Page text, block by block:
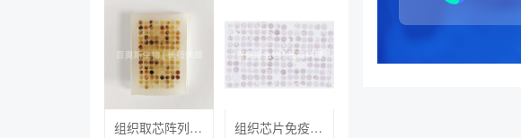
组织取芯阵列制作 组织芯片免疫组化IHC